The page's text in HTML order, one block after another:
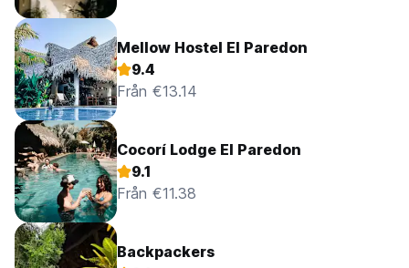
Mellow Hostel El Paredon
9.4
Från €13.14
Cocorí Lodge El Paredon
9.1
Från €11.38
Backpackers